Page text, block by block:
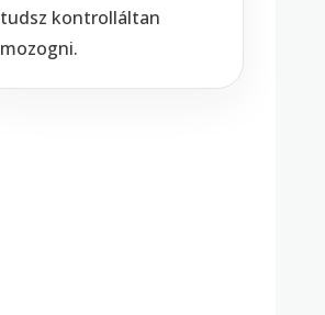
tudsz kontrolláltan
mozogni.